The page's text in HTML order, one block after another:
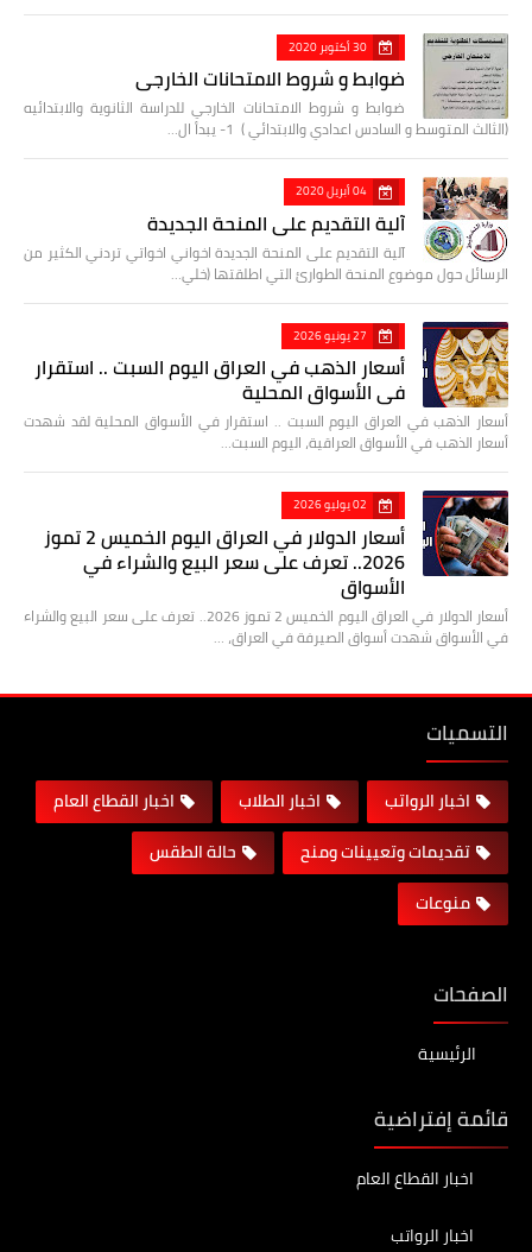
30 أكتوبر 2020
ضوابط و شروط الامتحانات الخارجي
ضوابط و شروط الامتحانات الخارجي للدراسة الثانوية والابتدائيه
(الثالث المتوسط و السادس اعدادي والابتدائي ) 1- يبدأ ال…
04 أبريل 2020
آلية التقديم على المنحة الجديدة
آلية التقديم على المنحة الجديدة اخواني اخواتي تردني الكثير من
الرسائل حول موضوع المنحة الطوارئ التي اطلقتها (خلي…
27 يونيو 2026
أسعار الذهب في العراق اليوم السبت .. استقرار
في الأسواق المحلية
أسعار الذهب في العراق اليوم السبت .. استقرار في الأسواق المحلية لقد شهدت
أسعار الذهب في الأسواق العراقية، اليوم السبت…
02 يوليو 2026
أسعار الدولار في العراق اليوم الخميس 2 تموز
2026.. تعرف على سعر البيع والشراء في
الأسواق
أسعار الدولار في العراق اليوم الخميس 2 تموز 2026.. تعرف على سعر البيع والشراء
في الأسواق شهدت أسواق الصيرفة في العراق، …
التسميات
اخبار الرواتب اخبار الطلاب
اخبار القطاع العام
تقديمات وتعيينات ومنح
حالة الطقس
منوعات
الصفحات
الرئيسية
قائمة إفتراضية
اخبار القطاع العام
اخبار الرواتب